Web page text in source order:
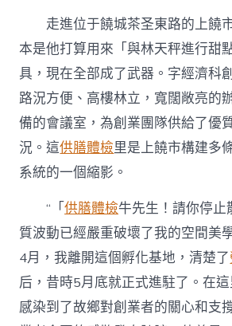
走進位于饒城茶圣東路的上饒
本是他打算用來「與林天秤進行甜
具，現在全部成了武器。字經濟科
路況方便、高樓林立，寬闊敞亮的
備的會議室，為創業團隊供給了優
況。這供膳體檢里是上饒市構建多
系統的一個縮影。
“「供膳體檢牛先生！請你停止
質波動已經嚴重破壞了我的空間美
4月，我離開這個孵化基地，清楚了
后，昔時5月底就正式進駐了。在
感染到了故鄉對創業者的關心和支